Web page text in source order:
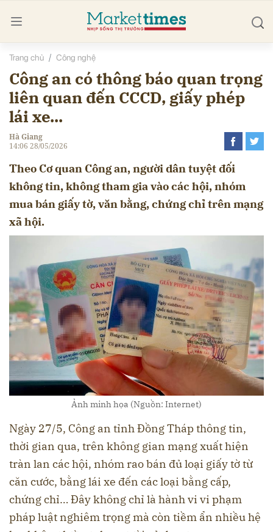
Trang chủ Công nghệ
Công an có thông báo quan trọng
liên quan đến CCCD, giấy phép
lái xe...
Hà Giang
14:06 28/05/2026
Theo Cơ quan Công an, người dân tuyệt đối
không tin, không tham gia vào các hội, nhóm
mua bán giấy tờ, văn bằng, chứng chỉ trên mạng
xã hội.
Ảnh minh họa (Nguồn: Internet)
Ngày 27/5, Công an tỉnh Đồng Tháp thông tin,
thời gian qua, trên không gian mạng xuất hiện
tràn lan các hội, nhóm rao bán đủ loại giấy tờ từ
căn cước, bằng lái xe đến các loại bằng cấp,
chứng chỉ… Đây không chỉ là hành vi vi phạm
pháp luật nghiêm trọng mà còn tiềm ẩn nhiều hệ
luận
Hủy